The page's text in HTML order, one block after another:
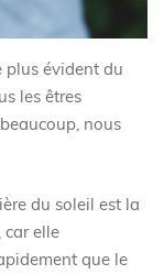
plus évident du
les êtres
nous
du soleil est la
car elle
que le